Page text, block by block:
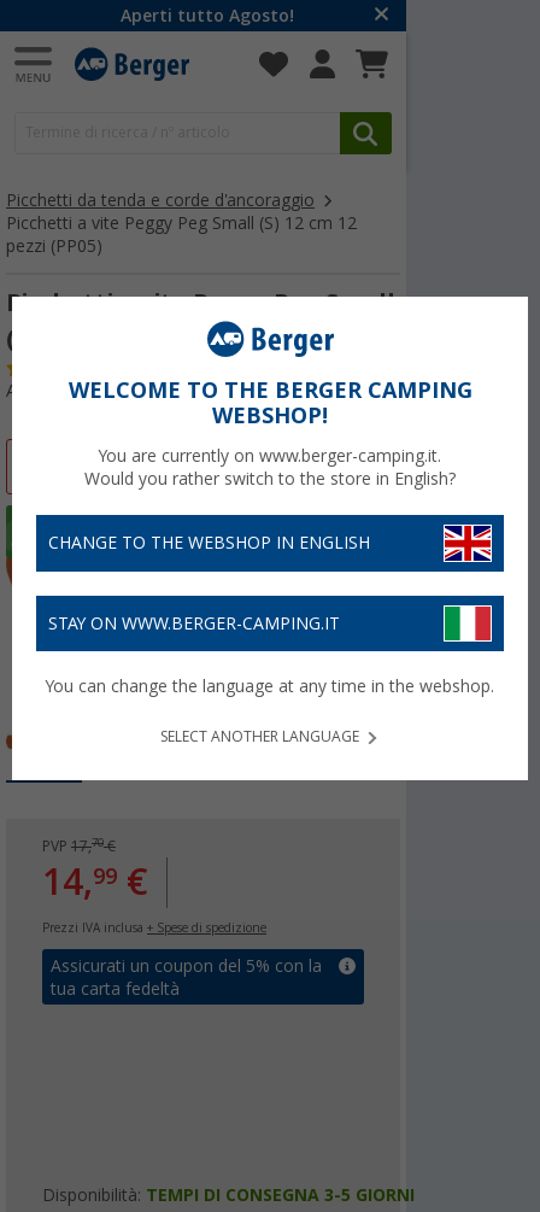
Aperti tutto Agosto!
Picchetti da tenda e corde d'ancoraggio
Picchetti a vite Peggy Peg Small (S) 12 cm 12
pezzi (PP05)
Picchetti a vite Peggy Peg Small
(S) 12 cm 12 pezzi (PP05)
Articolo n: 403770
-15%
PVP 17,70€
14,99 €
Prezzi IVA inclusa + Spese di spedizione
Assicurati un coupon del 5% con la
tua carta fedeltà
Disponibilità: TEMPI DI CONSEGNA 3-5 GIORNI
WELCOME TO THE BERGER CAMPING
WEBSHOP!
You are currently on www.berger-camping.it.
Would you rather switch to the store in English?
CHANGE TO THE WEBSHOP IN ENGLISH
STAY ON WWW.BERGER-CAMPING.IT
You can change the language at any time in the webshop.
SELECT ANOTHER LANGUAGE